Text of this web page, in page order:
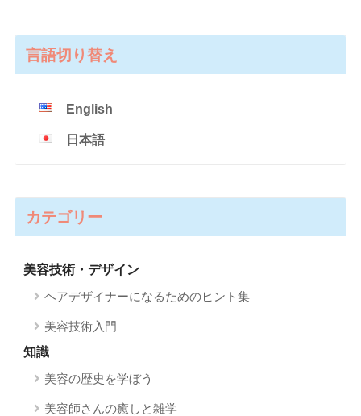
言語切り替え
English
日本語
カテゴリー
美容技術・デザイン
ヘアデザイナーになるためのヒント集
美容技術入門
知識
美容の歴史を学ぼう
美容師さんの癒しと雑学